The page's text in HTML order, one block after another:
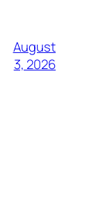
August
3, 2026